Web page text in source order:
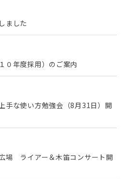
ました
０年度採用）のご案内
手な使い方勉強会（8月31日）開
場 ライアー＆木笛コンサート開